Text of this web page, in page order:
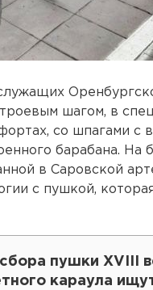
шагом, в
со шпагами с
барабана. На
в Саровской
с пушкой,
пушки XVIII
караула